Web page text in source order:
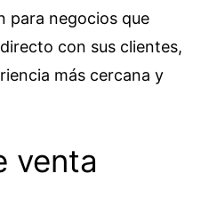
para negocios que
con sus clientes,
más cercana y
venta